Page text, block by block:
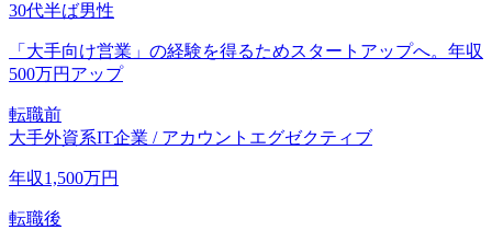
30代半ば男性
「大手向け営業」の経験を得るためスタートアップへ。年収
500万円アップ
転職前
大手外資系IT企業 / アカウントエグゼクティブ
年収1,500万円
転職後